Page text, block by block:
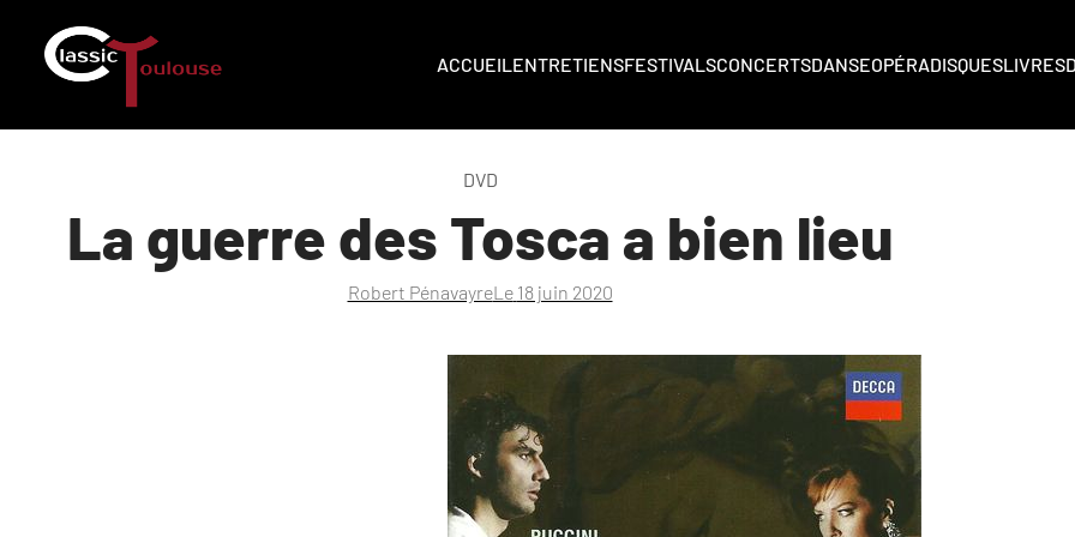
ACCUEILENTRETIENSFESTIVALSCONCERTSDANSEOPÉRADISQUESLIVRES
DVD
La guerre des Tosca a bien lieu
Robert PénavayreLe 18 juin 2020